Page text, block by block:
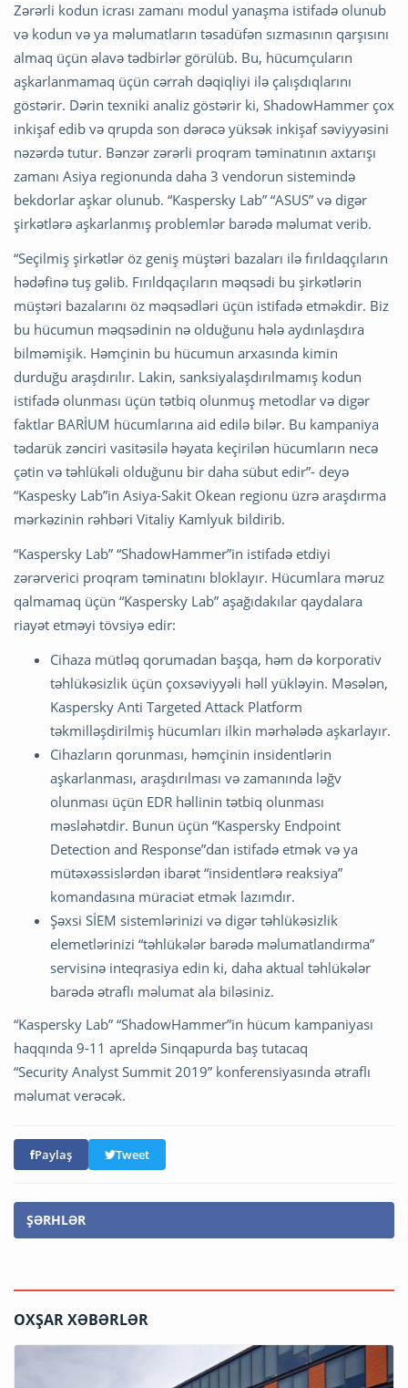
Zərərli kodun icrası zamanı modul yanaşma istifadə olunub
və kodun və ya məlumatların təsadüfən sızmasının qarşısını
almaq üçün əlavə tədbirlər görülüb. Bu, hücumçuların
aşkarlanmamaq üçün cərrah dəqiqliyi ilə çalışdıqlarını
göstərir. Dərin texniki analiz göstərir ki, ShadowHammer çox
inkişaf edib və qrupda son dərəcə yüksək inkişaf səviyyəsini
nəzərdə tutur. Bənzər zərərli proqram təminatının axtarışı
zamanı Asiya regionunda daha 3 vendorun sistemində
bekdorlar aşkar olunub. “Kaspersky Lab” “ASUS” və digər
şirkətlərə aşkarlanmış problemlər barədə məlumat verib.
“Seçilmiş şirkətlər öz geniş müştəri bazaları ilə fırıldaqçıların
hədəfinə tuş gəlib. Fırıldqaçıların məqsədi bu şirkətlərin
müştəri bazalarını öz məqsədləri üçün istifadə etməkdir. Biz
bu hücumun məqsədinin nə olduğunu hələ aydınlaşdıra
bilməmişik. Həmçinin bu hücumun arxasında kimin
durduğu araşdırılır. Lakin, sanksiyalaşdırılmamış kodun
istifadə olunması üçün tətbiq olunmuş metodlar və digər
faktlar BARİUM hücumlarına aid edilə bilər. Bu kampaniya
tədarük zənciri vasitəsilə həyata keçirilən hücumların necə
çətin və təhlükəli olduğunu bir daha sübut edir”- deyə
“Kaspesky Lab”in Asiya-Sakit Okean regionu üzrə araşdırma
mərkəzinin rəhbəri Vitaliy Kamlyuk bildirib.
“Kaspersky Lab” “ShadowHammer”in istifadə etdiyi
zərərverici proqram təminatını bloklayır. Hücumlara məruz
qalmamaq üçün “Kaspersky Lab” aşağıdakılar qaydalara
riayət etməyi tövsiyə edir:
Cihaza mütləq qorumadan başqa, həm də korporativ
təhlükəsizlik üçün çoxsəviyyəli həll yükləyin. Məsələn,
Kaspersky Anti Targeted Attack Platform
təkmilləşdirilmiş hücumları ilkin mərhələdə aşkarlayır.
Cihazların qorunması, həmçinin insidentlərin
aşkarlanması, araşdırılması və zamanında ləğv
olunması üçün EDR həllinin tətbiq olunması
məsləhətdir. Bunun üçün “Kaspersky Endpoint
Detection and Response”dan istifadə etmək və ya
mütəxəssislərdən ibarət “insidentlərə reaksiya”
komandasına müraciət etmək lazımdır.
Şəxsi SİEM sistemlərinizi və digər təhlükəsizlik
elemetlərinizi “təhlükələr barədə məlumatlandırma”
servisinə inteqrasiya edin ki, daha aktual təhlükələr
barədə ətraflı məlumat ala biləsiniz.
“Kaspersky Lab” “ShadowHammer”in hücum kampaniyası
haqqında 9-11 apreldə Sinqapurda baş tutacaq
“Security Analyst Summit 2019” konferensiyasında ətraflı
məlumat verəcək.
Paylaş Tweet
ŞƏRHLƏR
OXŞAR XƏBƏRLƏR